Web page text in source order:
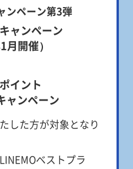
ンペーン第3弾
ャンペーン
月開催）
イント
ャンペーン
た方が対象となり
ベストプラ